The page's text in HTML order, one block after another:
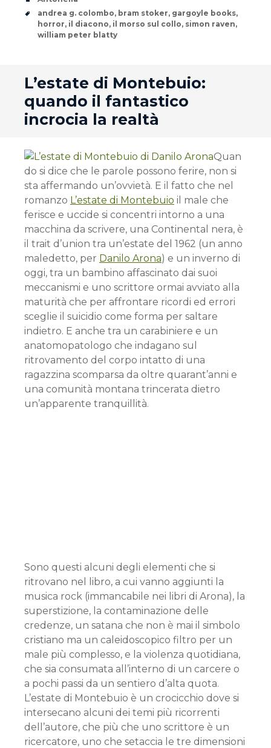
Tags
andrea g. colombo, bram stoker, gargoyle books,
horror, il diacono, il morso sul collo, simon raven,
william peter blatty
L’estate di Montebuio:
quando il fantastico
incrocia la realtà
Quan
do si dice che le parole possono ferire, non si
sta affermando un’ovvietà. E il fatto che nel
romanzo L’estate di Montebuio il male che
ferisce e uccide si concentri intorno a una
macchina da scrivere, una Continental nera, è
il trait d’union tra un’estate del 1962 (un anno
maledetto, per Danilo Arona) e un inverno di
oggi, tra un bambino affascinato dai suoi
meccanismi e uno scrittore ormai avviato alla
maturità che per affrontare ricordi ed errori
sceglie il suicidio come forma per saltare
indietro. E anche tra un carabiniere e un
anatomopatologo che indagano sul
ritrovamento del corpo intatto di una
ragazzina scomparsa da oltre quarant’anni e
una comunità montana trincerata dietro
un’apparente tranquillità.
Sono questi alcuni degli elementi che si
ritrovano nel libro, a cui vanno aggiunti la
musica rock (immancabile nei libri di Arona), la
superstizione, la contaminazione delle
credenze, un satana che non è mai il simbolo
cristiano ma un caleidoscopico filtro per un
male più complesso, e la violenza quotidiana,
che sia consumata all’interno di un carcere o
a pochi passi da un sentiero d’alta quota.
L’estate di Montebuio è un crocicchio dove si
intersecano alcuni dei temi più ricorrenti
dell’autore, che più che uno scrittore è un
ricercatore, uno che setaccia le tre dimensioni